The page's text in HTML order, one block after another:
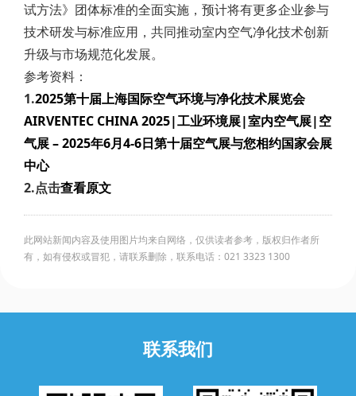
试方法》团体标准的全面实施，预计将有更多企业参与
技术研发与标准应用，共同推动室内空气净化技术创新
升级与市场规范化发展。
参考资料：
1.2025第十届上海国际空气环境与净化技术展览会
AIRVENTEC CHINA 2025|工业环境展|室内空气展|空
气展 – 2025年6月4-6日第十届空气展与您相约国家会展
中心
2.点击查看原文
此网站新闻内容及使用图片均来自网络，仅供读者参考，版权归作者所
有，如有侵权或冒犯，请联系删除，联系电话：021 3323 1300
联系我们